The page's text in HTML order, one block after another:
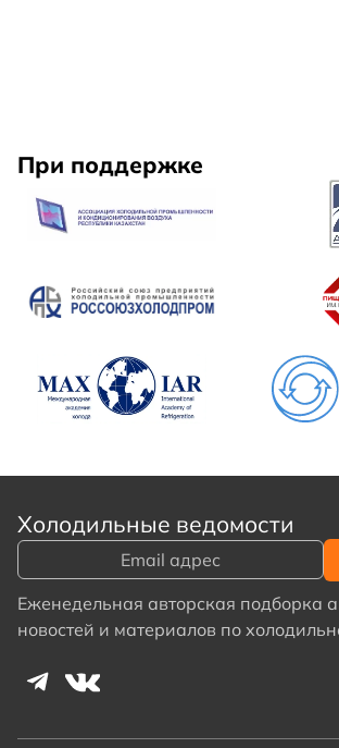
При поддержке
Холодильные ведомости
Еженедельная авторская подборка
новостей и материалов по